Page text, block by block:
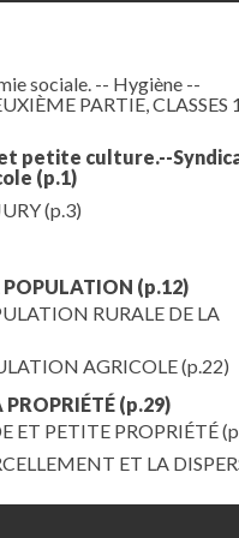
sociale. -- Hygiène --
PARTIE, CLASSES
et petite culture.--
(p.1)
(p.3)
POPULATION (p.12)
RURALE DE LA
AGRICOLE(p.22)
PROPRIÉTÉ (p.29)
ET PETITE PROPRIÉTÉ
ET LA